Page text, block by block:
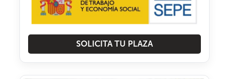
SOLICITA TU PLAZA